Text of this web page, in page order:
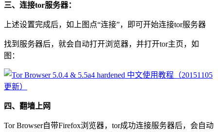
三、连接tor服务器：
上述设置完成后，如上图点“连接”，即可开始连接tor服务器
找到服务器后，就会自动打开浏览器，并打开tor主页，如
图：
四、翻墙上网
Tor Browser自带Firefox浏览器，tor成功连接服务器后，会自动